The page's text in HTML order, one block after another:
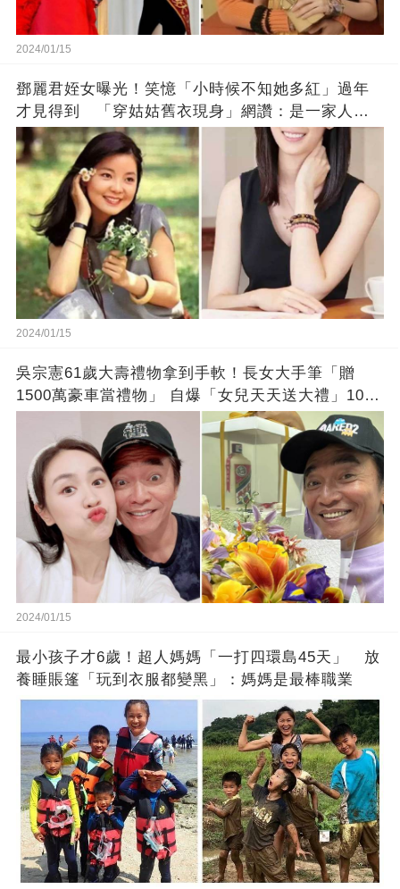
2024/01/15
鄧麗君姪女曝光！笑憶「小時候不知她多紅」過年
才見得到 「穿姑姑舊衣現身」網讚：是一家人沒
錯!
2024/01/15
吳宗憲61歲大壽禮物拿到手軟！長女大手筆「贈
1500萬豪車當禮物」 自爆「女兒天天送大禮」10年
徒弟也不甘示弱!
2024/01/15
最小孩子才6歲！超人媽媽「一打四環島45天」 放
養睡賬篷「玩到衣服都變黑」：媽媽是最棒職業